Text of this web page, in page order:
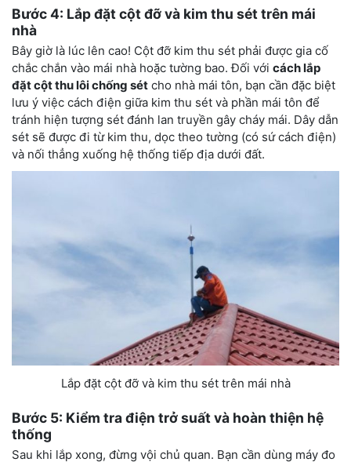
Bước 4: Lắp đặt cột đỡ và kim thu sét trên mái
nhà
Bây giờ là lúc lên cao! Cột đỡ kim thu sét phải được gia cố
chắc chắn vào mái nhà hoặc tường bao. Đối với cách lắp
đặt cột thu lôi chống sét cho nhà mái tôn, bạn cần đặc biệt
lưu ý việc cách điện giữa kim thu sét và phần mái tôn để
tránh hiện tượng sét đánh lan truyền gây cháy mái. Dây dẫn
sét sẽ được đi từ kim thu, dọc theo tường (có sứ cách điện)
và nối thẳng xuống hệ thống tiếp địa dưới đất.
Lắp đặt cột đỡ và kim thu sét trên mái nhà
Bước 5: Kiểm tra điện trở suất và hoàn thiện hệ
thống
Sau khi lắp xong, đừng vội chủ quan. Bạn cần dùng máy đo